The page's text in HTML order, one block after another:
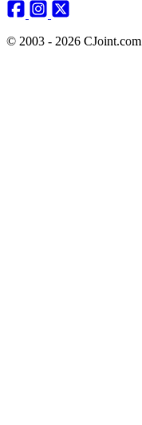
© 2003 - 2026 CJoint.com